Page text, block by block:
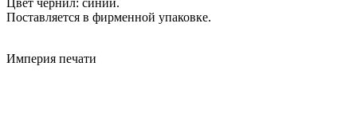
Поставляется в фирменной упаковке.
Империя печати